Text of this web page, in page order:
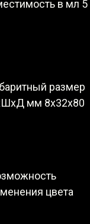
в мл 5
размер
мм 8x32x80
цвета